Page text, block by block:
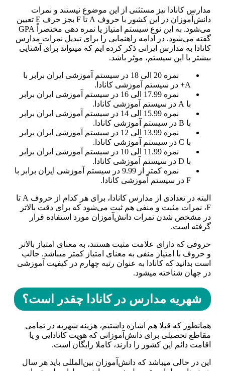
مدارس کانادا نیز مستثنی از این موضوع نیستند و نمرات
دانش‌آموزان در این کشور با حروف A تا F بجز حرف E تعیین
می‌شود. به این نوع سیستم امتیاز یا نمره دهی مختصراً GPA
گفته می‌شود. در ادامه راهنمایی را برای تبدیل نمرات مدارس
کانادا به مدارس ایرانی ذکر کرده ایم که می­تواند برای آشنایی
بیشتر با این سیستم، موثر باشد.
نمره 20 الی 18 در سیستم آموزشی ایران برابر با
A+ در سیستم آموزشی کانادا.
نمره 17.99 الی 16 در سیستم آموزشی ایران برابر
با A در سیستم آموزشی کانادا.
نمره 15.99 الی 14 در سیستم آموزشی ایران برابر
با B در سیستم آموزشی کانادا.
نمره 13.99 الی 12 در سیستم آموزشی ایران برابر
با C در سیستم آموزشی کانادا.
نمره 11.99 الی 10 در سیستم آموزشی ایران برابر
با D در سیستم آموزشی کانادا.
نمره کمتر از 9.99 در سیستم آموزشی ایران برابر با
F در سیستم آموزشی کانادا.
البته در تعدادی از مدارس کانادا، برای هر کدام از حروف A تا
F، نمرات مثبت و منفی هم ثبت می‌شود که برای دقت بالاتر
در مشخص شدن نمرات دانش‌آموزان مورد استفاده قرار
گرفته است.
حروفی که دارای علامت مثبت هستند، به معنای امتیاز بالاتر
و حروف با امتیاز منفی به معنای امتیاز کمتر می­باشد. جالب
است بدانید که کانادا به عنوان رتبه چهارم در کیفیت آموزشی
در جهان شناخته می­شود.
شهریه مدارس در کانادا چقدر است؟
همانطور که قبلا هم اشاره داشتیم، هزینه شهریه در تمامی
مقاطع تحصیلی برای دانش‌آموزانی که هویت کانادایی و یا
اقامت دائم این کشور را دارند، کاملا رایگان است.
این در حالی می­باشد که دانش‌آموزان بین‌المللی باید هر سال